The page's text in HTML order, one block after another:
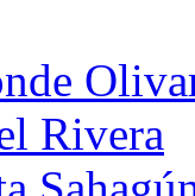
Rivera